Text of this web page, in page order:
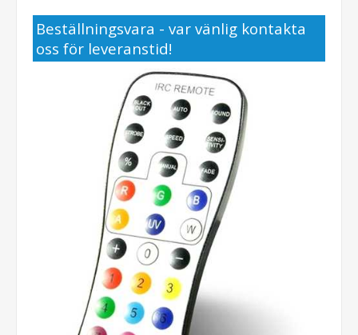
Beställningsvara - var vänlig kontakta
oss för leveranstid!